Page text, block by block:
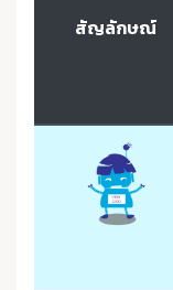
สัญลักษณ์